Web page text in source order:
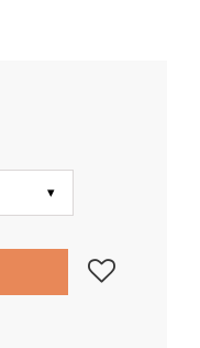
Add to favorites